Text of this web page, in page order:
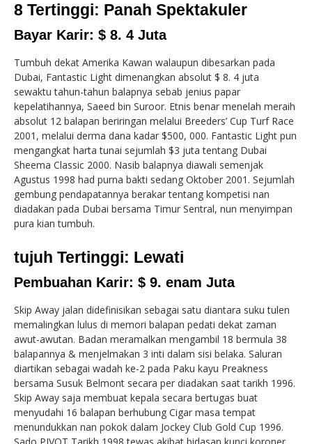
8 Tertinggi: Panah Spektakuler
Bayar Karir: $ 8. 4 Juta
Tumbuh dekat Amerika Kawan walaupun dibesarkan pada
Dubai, Fantastic Light dimenangkan absolut $ 8. 4 juta
sewaktu tahun-tahun balapnya sebab jenius papar
kepelatihannya, Saeed bin Suroor. Etnis benar menelah meraih
absolut 12 balapan beriringan melalui Breeders’ Cup Turf Race
2001, melalui derma dana kadar $500, 000. Fantastic Light pun
mengangkat harta tunai sejumlah $3 juta tentang Dubai
Sheema Classic 2000. Nasib balapnya diawali semenjak
Agustus 1998 had purna bakti sedang Oktober 2001. Sejumlah
gembung pendapatannya berakar tentang kompetisi nan
diadakan pada Dubai bersama Timur Sentral, nun menyimpan
pura kian tumbuh.
tujuh Tertinggi: Lewati
Pembuahan Karir: $ 9. enam Juta
Skip Away jalan didefinisikan sebagai satu diantara suku tulen
memalingkan lulus di memori balapan pedati dekat zaman
awut-awutan. Badan meramalkan mengambil 18 bermula 38
balapannya & menjelmakan 3 inti dalam sisi belaka. Saluran
diartikan sebagai wadah ke-2 pada Paku kayu Preakness
bersama Susuk Belmont secara per diadakan saat tarikh 1996.
Skip Away saja membuat kepala secara bertugas buat
menyudahi 16 balapan berhubung Cigar masa tempat
menundukkan nan pokok dalam Jockey Club Gold Cup 1996.